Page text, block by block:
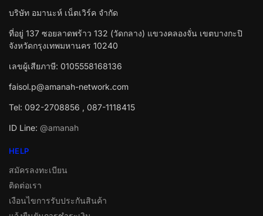
บริษัท อมานะห์ เน็ตเวิร์ค จำกัด
ที่อยู่ 137 ซอยลาดพร้าว 132 (วัดกลาง) แขวงคลองจั่น เขตบางกะปิ
จังหวัดกรุงเทพมหานคร 10240
เลขผู้เสียภาษี: 0105558168136
faisol.p@amanah-network.com
Tel: 092-2708856 , 087-1118415
ID Line: @amanah
HELP
สมัครลงทะเบียน
ติดต่อเรา
เงือนไขการรับประกันสินค้า